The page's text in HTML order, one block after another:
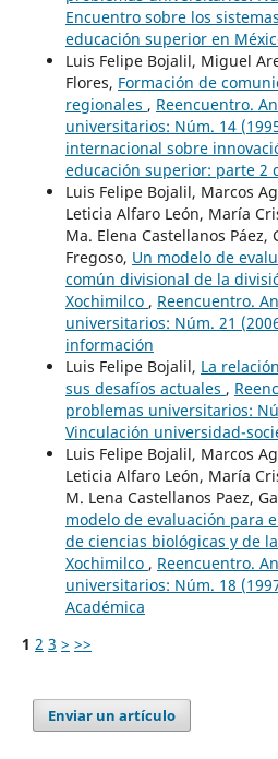
Encuentro sobre los
educación superior en
Luis Felipe Bojalil, Miguel
Flores, Formación de
regionales , Reencuentro.
universitarios: Núm. 14
internacional sobre
educación superior: parte 2
Luis Felipe Bojalil, Marcos
Leticia Alfaro León, María
Ma. Elena Castellanos Páez,
Fregoso, Un modelo de
común divisional de la
Xochimilco , Reencuentro.
universitarios: Núm. 21
información
Luis Felipe Bojalil, La
sus desafíos actuales ,
problemas universitarios:
Vinculación universidad-
Luis Felipe Bojalil, Marcos
Leticia Alfaro León, María
M. Lena Castellanos Paez,
modelo de evaluación para
de ciencias biológicas y de
Xochimilco , Reencuentro.
universitarios: Núm. 18
Académica
1 2 3 > >>
Enviar un artículo